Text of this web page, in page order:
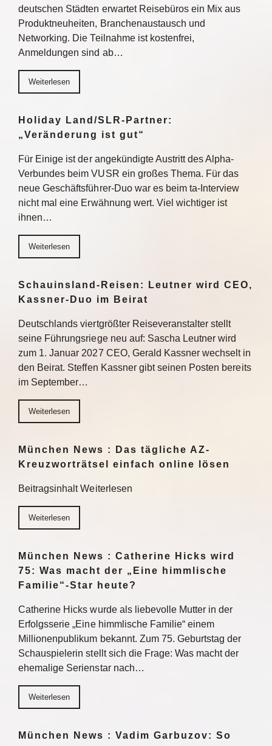
deutschen Städten erwartet Reisebüros ein Mix aus
Produktneuheiten, Branchenaustausch und
Networking. Die Teilnahme ist kostenfrei,
Anmeldungen sind ab…
Weiterlesen
Holiday Land/SLR-Partner:
„Veränderung ist gut“
Für Einige ist der angekündigte Austritt des Alpha-
Verbundes beim VUSR ein großes Thema. Für das
neue Geschäftsführer-Duo war es beim ta-Interview
nicht mal eine Erwähnung wert. Viel wichtiger ist
ihnen…
Weiterlesen
Schauinsland-Reisen: Leutner wird CEO,
Kassner-Duo im Beirat
Deutschlands viertgrößter Reiseveranstalter stellt
seine Führungsriege neu auf: Sascha Leutner wird
zum 1. Januar 2027 CEO, Gerald Kassner wechselt in
den Beirat. Steffen Kassner gibt seinen Posten bereits
im September…
Weiterlesen
München News : Das tägliche AZ-
Kreuzworträtsel einfach online lösen
Beitragsinhalt Weiterlesen
Weiterlesen
München News : Catherine Hicks wird
75: Was macht der „Eine himmlische
Familie“-Star heute?
Catherine Hicks wurde als liebevolle Mutter in der
Erfolgsserie „Eine himmlische Familie“ einem
Millionenpublikum bekannt. Zum 75. Geburtstag der
Schauspielerin stellt sich die Frage: Was macht der
ehemalige Serienstar nach…
Weiterlesen
München News : Vadim Garbuzov: So